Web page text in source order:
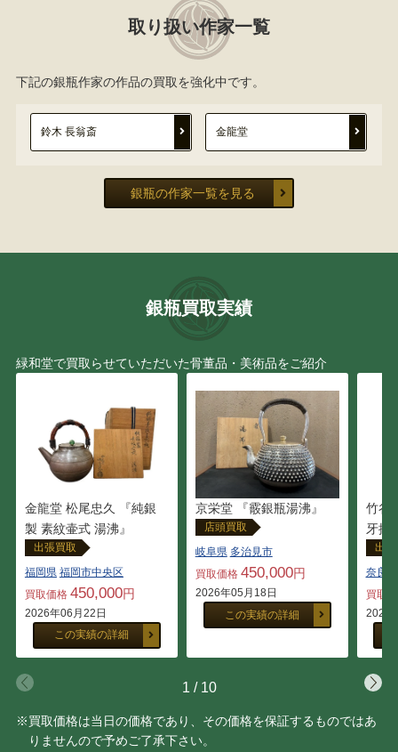
取り扱い作家一覧
下記の銀瓶作家の作品の買取を強化中です。
鈴木 長翁斎 金龍堂
銀瓶の作家一覧を見る
銀瓶買取実績
緑和堂で買取らせていただいた骨董品・美術品をご紹介
金龍堂 松尾忠久 『純銀
製 素紋壷式 湯沸』
出張買取
福岡県 福岡市中央区
買取価格 450,000円
2026年06月22日
この実績の詳細
京栄堂 『霰銀瓶湯沸』
店頭買取
岐阜県 多治見市
買取価格 450,000円
2026年05月18日
この実績の詳細
竹谷
牙摘
出
奈良県
買取
2026
1 / 10
※買取価格は当日の価格であり、その価格を保証するものではあ
りませんので予めご了承下さい。